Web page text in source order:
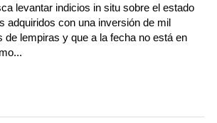
levantar indicios in situ sobre el estado
adquiridos con una inversión de mil
de lempiras y que a la fecha no está en